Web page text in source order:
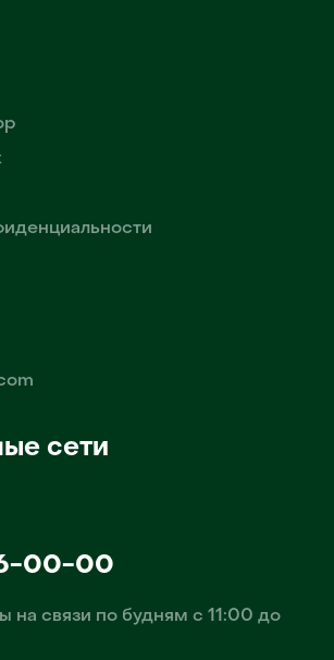
сети
00-00
на связи по будням с 11:00 до